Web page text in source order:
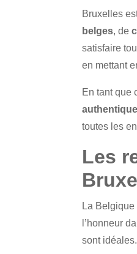
Bruxelles
belges, de
satisfaire
en mettant
En tant que
authentique
toutes les
Les
La
l’honneur
sont idéales.